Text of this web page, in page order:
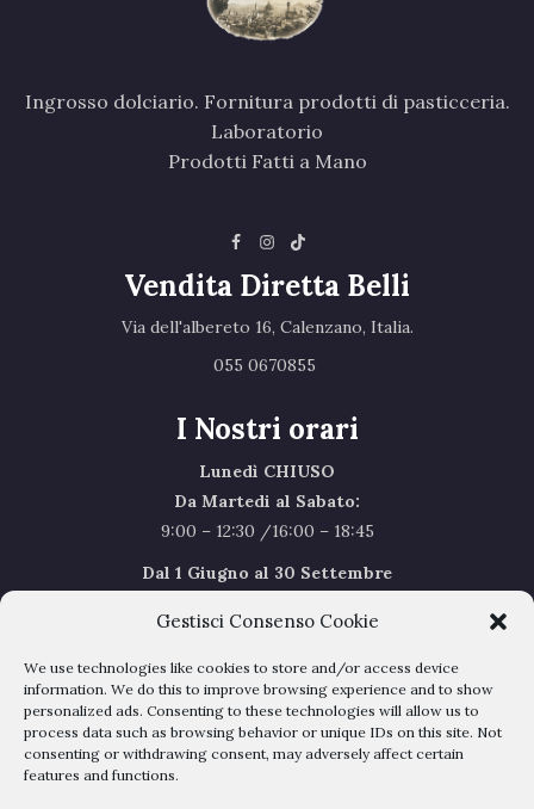
Gestisci Consenso Cookie
We use technologies like cookies to store and/or access device
information. We do this to improve browsing experience and to show
personalized ads. Consenting to these technologies will allow us to
process data such as browsing behavior or unique IDs on this site. Not
consenting or withdrawing consent, may adversely affect certain
features and functions.
Ingrosso dolciario. Fornitura prodotti di pasticceria.
Laboratorio
Prodotti Fatti a Mano
Vendita Diretta Belli
Via dell'albereto 16, Calenzano, Italia.‎
055 0670855 ‎
I Nostri orari
Lunedì CHIUSO
Da Martedi al Sabato:
9:00 – 12:30 /16:00 – 18:45
Dal 1 Giugno al 30 Settembre
Sabato Agosto Chiusi
I chiusi per Ferie dal 1 al 24Agosto
Privacy Policy–Cookie Policy